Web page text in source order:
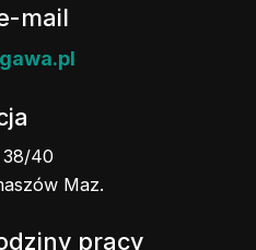
mail
38/40
Maz.
pracy